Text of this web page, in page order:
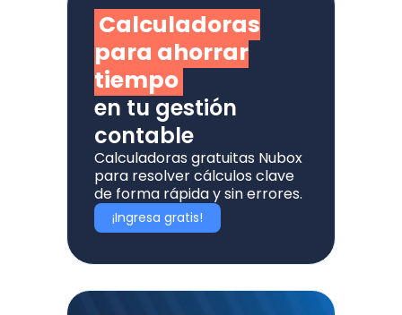
Calculadoras
para ahorrar
tiempo
en tu gestión
contable
Calculadoras gratuitas Nubox
para resolver cálculos clave
de forma rápida y sin errores.
¡Ingresa gratis!